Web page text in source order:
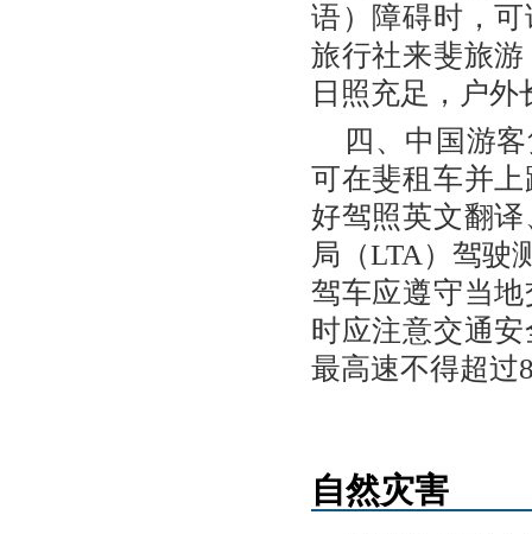
语）障碍时，
旅行社来斐旅
日照充足，户
四、中国游
可在斐租车并
好驾照英文翻
局（LTA）驾驶
驾车应遵守当
时应注意交通
最高速不得超过
自然灾害